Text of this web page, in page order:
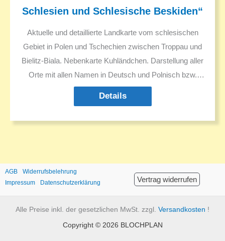
Schlesien und Schlesische Beskiden“
Aktuelle und detaillierte Landkarte vom schlesischen
Gebiet in Polen und Tschechien zwischen Troppau und
Bielitz-Biala. Nebenkarte Kuhländchen. Darstellung aller
Orte mit allen Namen in Deutsch und Polnisch bzw.
Tschechisch. Sehenswürdgkeiten. Ausflugsziele.
Details
AGB
Widerrufsbelehrung
Impressum
Datenschutzerklärung Vertrag widerrufen
Alle Preise inkl. der gesetzlichen MwSt. zzgl. Versandkosten !
Copyright © 2026 BLOCHPLAN